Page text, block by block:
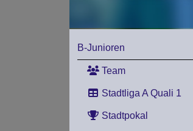
B-Junioren
Team
Stadtliga A Quali 1
Stadtpokal